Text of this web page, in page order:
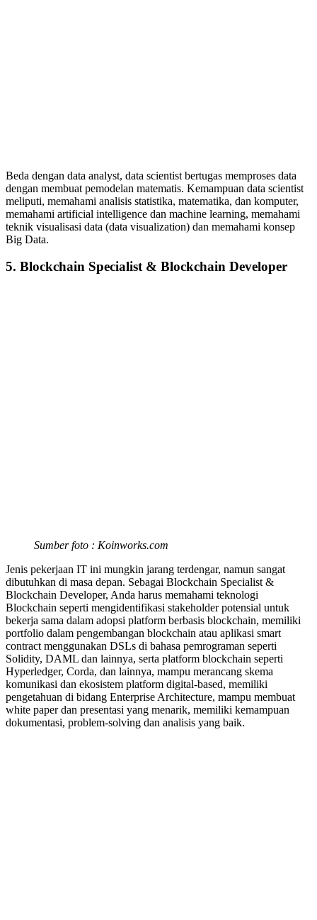
Beda dengan data analyst, data scientist bertugas memproses data
dengan membuat pemodelan matematis. Kemampuan data scientist
meliputi, memahami analisis statistika, matematika, dan komputer,
memahami artificial intelligence dan machine learning, memahami
teknik visualisasi data (data visualization) dan memahami konsep
Big Data.
5. Blockchain Specialist & Blockchain Developer
Sumber foto : Koinworks.com
Jenis pekerjaan IT ini mungkin jarang terdengar, namun sangat
dibutuhkan di masa depan. Sebagai Blockchain Specialist &
Blockchain Developer, Anda harus memahami teknologi
Blockchain seperti mengidentifikasi stakeholder potensial untuk
bekerja sama dalam adopsi platform berbasis blockchain, memiliki
portfolio dalam pengembangan blockchain atau aplikasi smart
contract menggunakan DSLs di bahasa pemrograman seperti
Solidity, DAML dan lainnya, serta platform blockchain seperti
Hyperledger, Corda, dan lainnya, mampu merancang skema
komunikasi dan ekosistem platform digital-based, memiliki
pengetahuan di bidang Enterprise Architecture, mampu membuat
white paper dan presentasi yang menarik, memiliki kemampuan
dokumentasi, problem-solving dan analisis yang baik.